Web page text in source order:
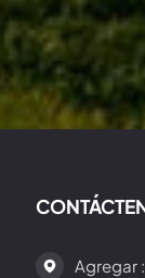
Agregar